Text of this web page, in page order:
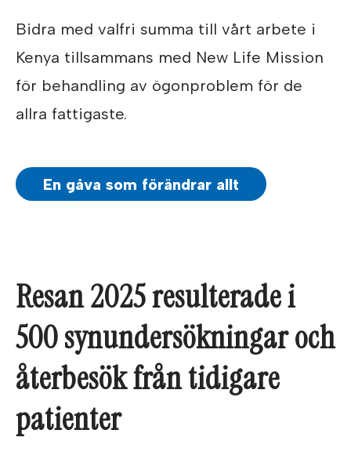
Bidra med valfri summa till vårt arbete i
Kenya tillsammans med New Life Mission
för behandling av ögonproblem för de
allra fattigaste.
En gåva som förändrar allt
Resan 2025 resulterade i
500 synundersökningar och
återbesök från tidigare
patienter